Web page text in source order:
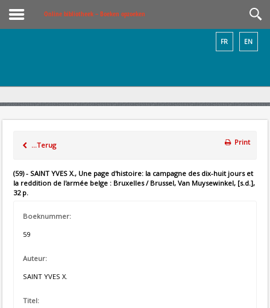
Online bibliotheek – Boeken opzoeken
EN
FR
...Terug Print
(59) - SAINT YVES X., Une page d'histoire: la campagne des dix-huit jours et
la reddition de l'armée belge : Bruxelles / Brussel, Van Muysewinkel, [s.d.],
32 p.
Boeknummer:
59
Auteur:
SAINT YVES X.
Titel: